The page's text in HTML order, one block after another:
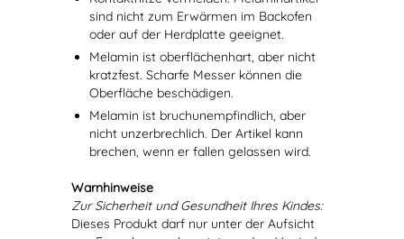
sind nicht zum Erwärmen im Backofen
oder auf der Herdplatte geeignet.
Melamin ist oberflächenhart, aber nicht
kratzfest. Scharfe Messer können die
Oberfläche beschädigen.
Melamin ist bruchunempfindlich, aber
nicht unzerbrechlich. Der Artikel kann
brechen, wenn er fallen gelassen wird.
Warnhinweise
Zur Sicherheit und Gesundheit Ihres Kindes:
Dieses Produkt darf nur unter der Aufsicht